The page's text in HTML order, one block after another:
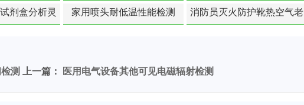
度-硬质塑料材料检测
剂盒分析灵
家用喷头耐低温性能检测
消防员灭火防护靴热空气老
测 上一篇： 医用电气设备其他可见电磁辐射检测